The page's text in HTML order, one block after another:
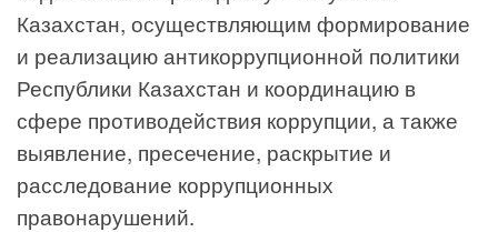
Казахстан, осуществляющим формирование
и реализацию антикоррупционной политики
Республики Казахстан и координацию в
сфере противодействия коррупции, а также
выявление, пресечение, раскрытие и
расследование коррупционных
правонарушений.